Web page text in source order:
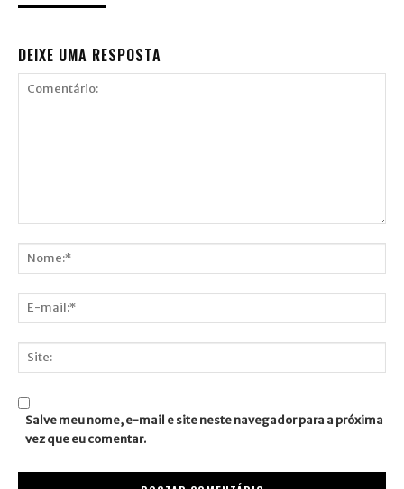
DEIXE UMA RESPOSTA
mail:*
Salve meu nome, e-mail e site neste navegador para a próxima
vez que eu comentar.